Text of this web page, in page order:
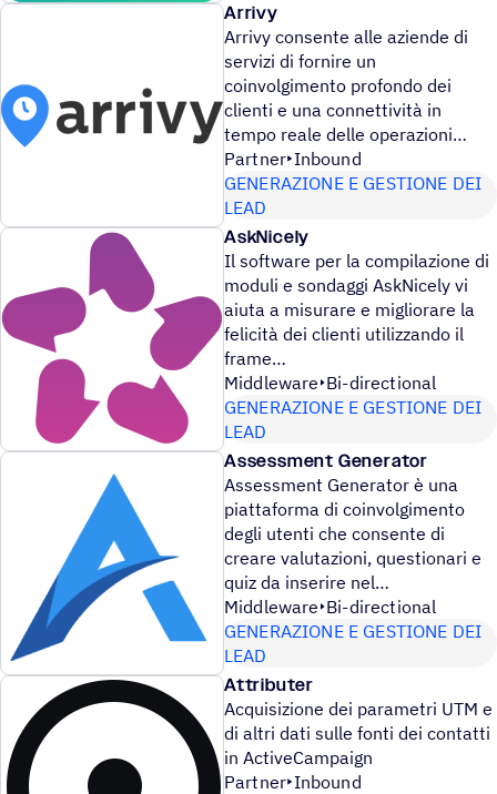
Arrivy
Arrivy consente alle aziende di
servizi di fornire un
coinvolgimento profondo dei
clienti e una connettività in
tempo reale delle operazioni
Partner Inbound
GENERAZIONE E GESTIONE DEI
LEAD
AskNicely
Il software per la compilazione di
moduli e sondaggi AskNicely vi
aiuta a misurare e migliorare la
felicità dei clienti utilizzando il
frame
Middleware Bi-directional
GENERAZIONE E GESTIONE DEI
LEAD
Assessment Generator
Assessment Generator è una
piattaforma di coinvolgimento
degli utenti che consente di
creare valutazioni, questionari e
quiz da inserire nel
Middleware Bi-directional
GENERAZIONE E GESTIONE DEI
LEAD
Attributer
Acquisizione dei parametri UTM e
di altri dati sulle fonti dei contatti
in ActiveCampaign
Partner Inbound